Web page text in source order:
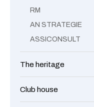
RM
AN STRATEGIE
ASSICONSULT
The heritage
Club house